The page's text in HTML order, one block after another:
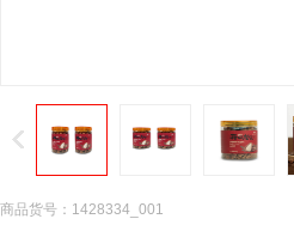
商品货号：1428334_001